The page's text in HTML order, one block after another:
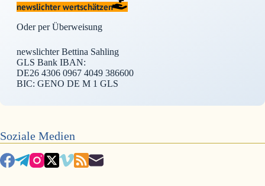
newslichter wertschätzen
Oder per Überweisung
newslichter Bettina Sahling
GLS Bank IBAN:
DE26 4306 0967 4049 386600
BIC: GENO DE M 1 GLS
Soziale Medien